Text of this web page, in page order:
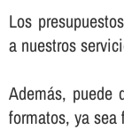
Los
a nuestros
Además, puede
formatos, ya